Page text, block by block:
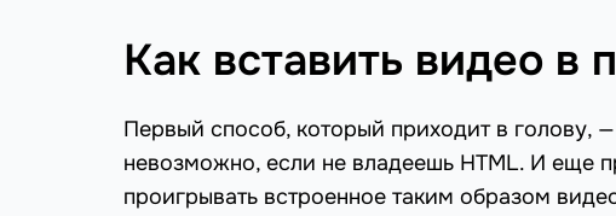
Как вставить видео в
Первый способ, который приходит в голову,
невозможно, если не владеешь HTML. И еще
проигрывать встроенное таким образом